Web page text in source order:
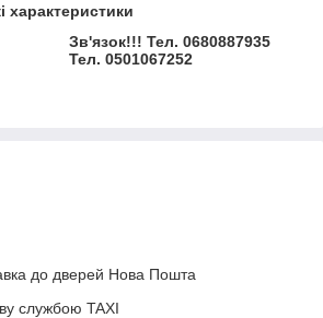
характеристики
Зв'язок!!! Тел. 0680887935
Тел. 0501067252
до дверей Нова Пошта
службою TAXI